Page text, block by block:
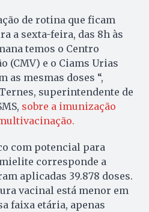
de rotina que ficam
a sexta-feira, das 8h às
temos o Centro
(CMV) e o Ciams Urias
as mesmas doses “,
superintendente de
sobre a imunização
com potencial para
corresponde a
aplicadas 39.878 doses.
vacinal está menor em
faixa etária, apenas